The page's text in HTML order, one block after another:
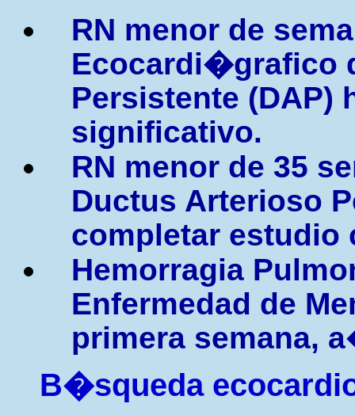
RN menor de
Ecocardi�grafico
Persistente (DAP)
significativo.
RN menor de 35
Ductus Arterioso
completar
Hemorragia
Enfermedad de
primera semana,
B�squeda